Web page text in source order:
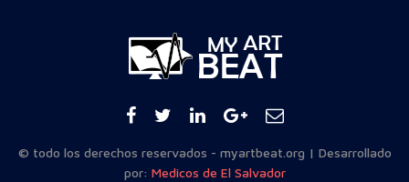
© todo los derechos reservados - myartbeat.org | Desarrollado
por: Medicos de El Salvador